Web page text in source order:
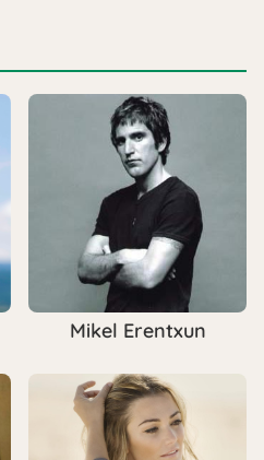
Mikel Erentxun